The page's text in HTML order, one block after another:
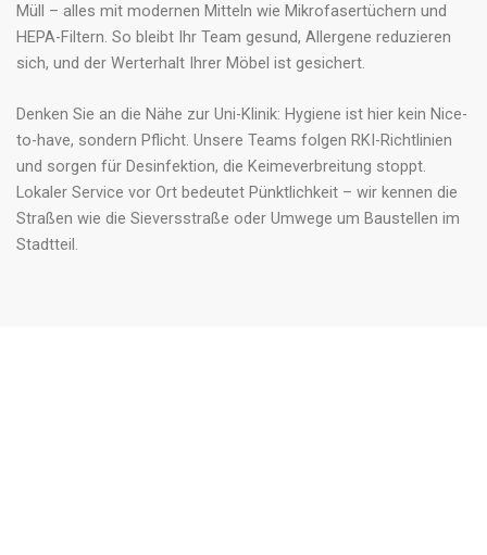
Müll – alles mit modernen Mitteln wie Mikrofasertüchern und
HEPA-Filtern. So bleibt Ihr Team gesund, Allergene reduzieren
sich, und der Werterhalt Ihrer Möbel ist gesichert.
Denken Sie an die Nähe zur Uni-Klinik: Hygiene ist hier kein Nice-
to-have, sondern Pflicht. Unsere Teams folgen RKI-Richtlinien
und sorgen für Desinfektion, die Keimeverbreitung stoppt.
Lokaler Service vor Ort bedeutet Pünktlichkeit – wir kennen die
Straßen wie die Sieversstraße oder Umwege um Baustellen im
Stadtteil.